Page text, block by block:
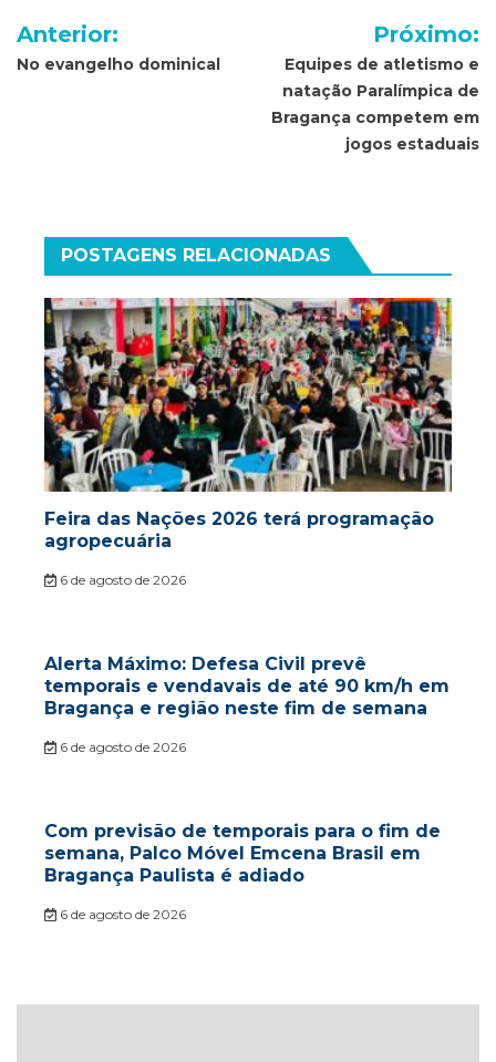
Navegação
de
Anterior:
No evangelho dominical
Próximo:
Equipes de atletismo e
natação Paralímpica de
Bragança competem em
jogos estaduais
POSTAGENS RELACIONADAS
Feira das Nações 2026 terá programação
agropecuária
6 de agosto de 2026
Alerta Máximo: Defesa Civil prevê
temporais e vendavais de até 90 km/h em
Bragança e região neste fim de semana
6 de agosto de 2026
Com previsão de temporais para o fim de
semana, Palco Móvel Emcena Brasil em
Bragança Paulista é adiado
6 de agosto de 2026